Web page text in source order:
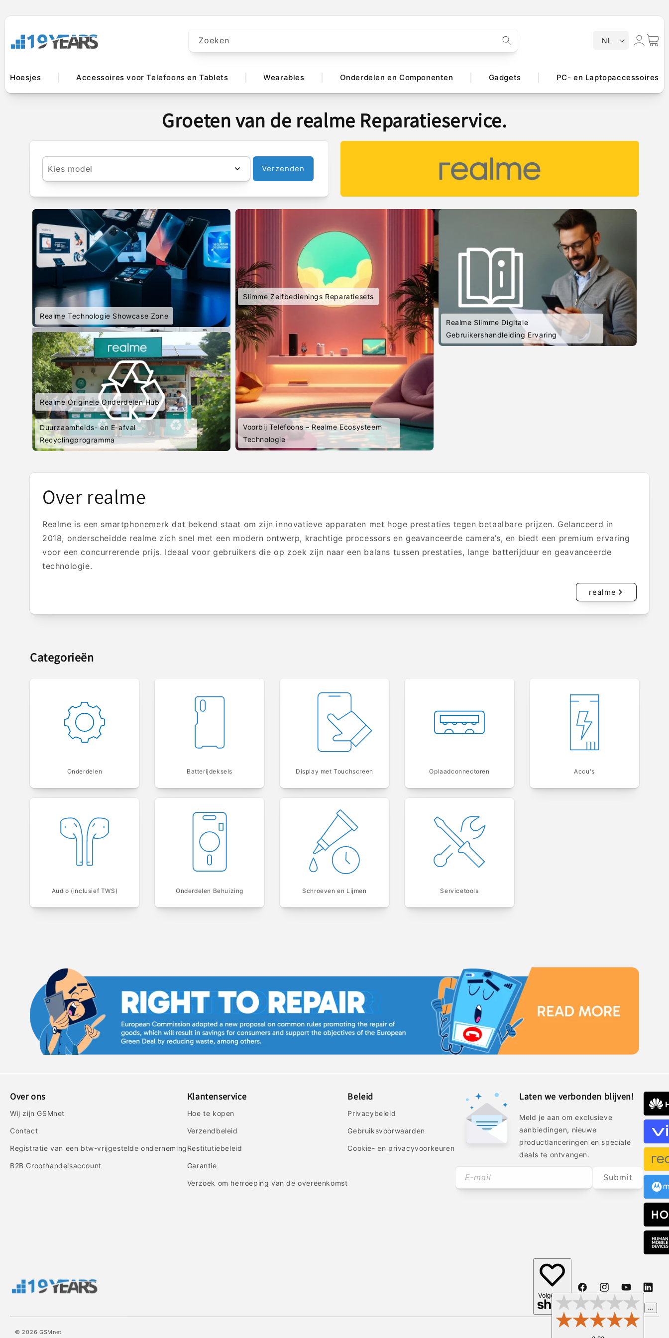
Zoeken
l
NL Inloggen
Hoesjes Accessoires voor Telefoons en Tablets Wearables Onderdelen en Componenten Gadgets PC- en Laptopaccessoires
Groeten van de realme Reparatieservice.
Kies model Verzenden
Realme Originele Onderdelen Hub
Slimme Zelfbedienings Reparatiesets
Realme Technologie Showcase Zone
Voorbij Telefoons – Realme Ecosysteem
Technologie
Realme Slimme Digitale
Gebruikershandleiding Ervaring
Duurzaamheids- en E-afval
Recyclingprogramma
Over realme
Realme is een smartphonemerk dat bekend staat om zijn innovatieve apparaten met hoge prestaties tegen betaalbare prijzen. Gelanceerd in
2018, onderscheidde realme zich snel met een modern ontwerp, krachtige processors en geavanceerde camera’s, en biedt een premium ervaring
voor een concurrerende prijs. Ideaal voor gebruikers die op zoek zijn naar een balans tussen prestaties, lange batterijduur en geavanceerde
technologie.
realme
Categorieën
Onderdelen Batterijdeksels Display met Touchscreen Oplaadconnectoren Accu's
Audio (inclusief TWS) Onderdelen Behuizing Schroeven en Lijmen Servicetools
Over ons
Wij zijn GSMnet
Contact
Registratie van een btw-vrijgestelde onderneming
B2B Groothandelsaccount
Klantenservice
Hoe te kopen
Verzendbeleid
Restitutiebeleid
Garantie
Verzoek om herroeping van de overeenkomst
Beleid
Privacybeleid
Gebruiksvoorwaarden
Cookie- en privacyvoorkeuren
Laten we verbonden blijven!
Meld je aan om exclusieve
aanbiedingen, nieuwe
productlanceringen en speciale
deals te ontvangen.
E‑mail Submit
Volgen op FacebookInstagram
YouTube
© 2026 GSMnet